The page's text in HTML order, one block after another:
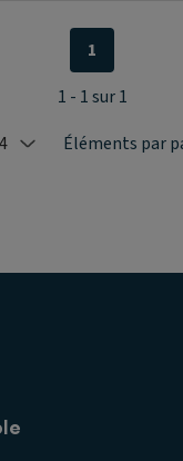
24Éléments par
1
1 - 1 sur 1